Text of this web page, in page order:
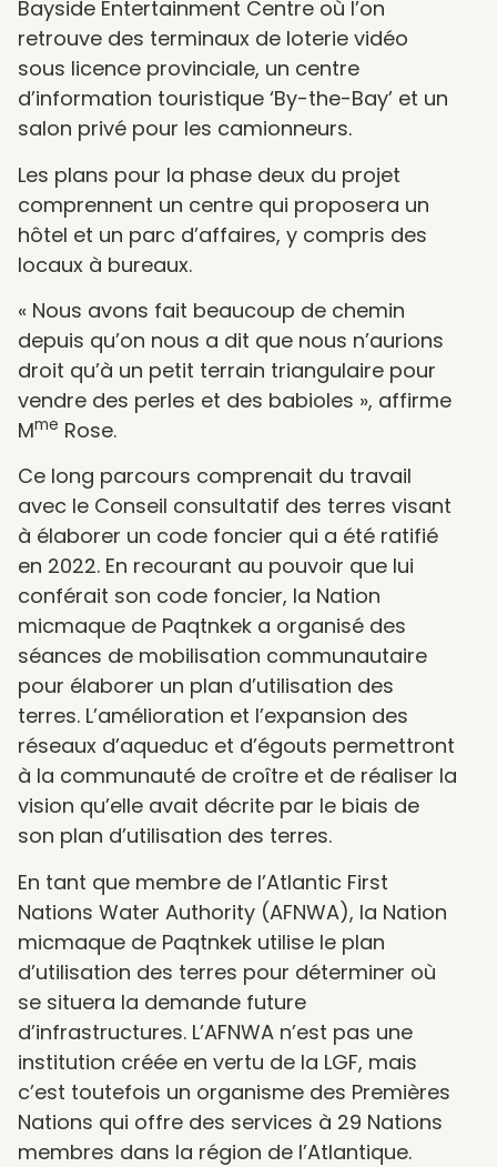
Bayside Entertainment Centre où l’on
retrouve des terminaux de loterie vidéo
sous licence provinciale, un centre
d’information touristique ‘By-the-Bay’ et un
salon privé pour les camionneurs.
Les plans pour la phase deux du projet
comprennent un centre qui proposera un
hôtel et un parc d’affaires, y compris des
locaux à bureaux.
« Nous avons fait beaucoup de chemin
depuis qu’on nous a dit que nous n’aurions
droit qu’à un petit terrain triangulaire pour
vendre des perles et des babioles », affirme
Mme Rose.
Ce long parcours comprenait du travail
avec le Conseil consultatif des terres visant
à élaborer un code foncier qui a été ratifié
en 2022. En recourant au pouvoir que lui
conférait son code foncier, la Nation
micmaque de Paqtnkek a organisé des
séances de mobilisation communautaire
pour élaborer un plan d’utilisation des
terres. L’amélioration et l’expansion des
réseaux d’aqueduc et d’égouts permettront
à la communauté de croître et de réaliser la
vision qu’elle avait décrite par le biais de
son plan d’utilisation des terres.
En tant que membre de l’Atlantic First
Nations Water Authority (AFNWA), la Nation
micmaque de Paqtnkek utilise le plan
d’utilisation des terres pour déterminer où
se situera la demande future
d’infrastructures. L’AFNWA n’est pas une
institution créée en vertu de la LGF, mais
c’est toutefois un organisme des Premières
Nations qui offre des services à 29 Nations
membres dans la région de l’Atlantique.